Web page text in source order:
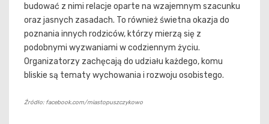
budować z nimi relacje oparte na wzajemnym szacunku
oraz jasnych zasadach. To również świetna okazja do
poznania innych rodziców, którzy mierzą się z
podobnymi wyzwaniami w codziennym życiu.
Organizatorzy zachęcają do udziału każdego, komu
bliskie są tematy wychowania i rozwoju osobistego.
Źródło: facebook.com/miastopuszczykowo